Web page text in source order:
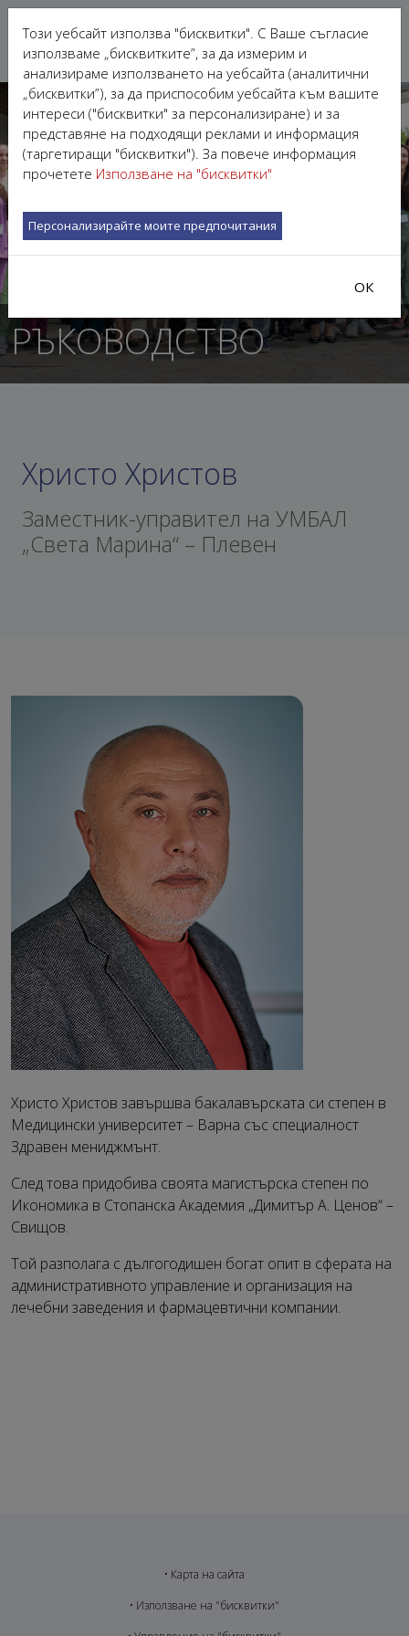
РЪКОВОДСТВО
Христо Христов
Заместник-управител на УМБАЛ
„Света Марина“ – Плевен
Христо Христов завършва бакалавърската си степен в
Медицински университет – Варна със специалност
Здравен мениджмънт.
След това придобива своята магистърска степен по
Икономика в Стопанска Академия „Димитър А. Ценов“ –
Свищов.
Той разполага с дългогодишен богат опит в сферата на
административното управление и организация на
лечебни заведения и фармацевтични компании.
• Карта на сайта
• Използване на "бисквитки"
Този уебсайт използва "бисквитки". С Ваше съгласие
използваме „бисквитките”, за да измерим и
анализираме използването на уебсайта (аналитични
„бисквитки”), за да приспособим уебсайта към вашите
интереси ("бисквитки" за персонализиране) и за
представяне на подходящи реклами и информация
(таргетиращи "бисквитки"). За повече информация
прочетете Използване на "бисквитки"
Персонализирайте моите предпочитания
ОК